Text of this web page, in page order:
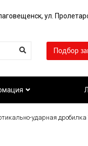
ул.
Подбор
ударная дробилка